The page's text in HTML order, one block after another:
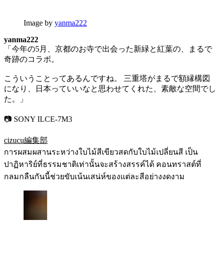
Image by yanma222
yanma222
「今年の5月、京都のお寺で出会った新緑と紅葉の、まるで
奇跡のコラボ。
こういうことってあるんですね。 三重塔がまるで額縁構図
になり、日本っていいなと思わせてくれた、素敵な空間でし
た。」
📷 SONY ILCE-7M3
cizucu編集部
การผสมผสานระหว่างใบไม้สีเขียวสดกับใบไม้เปลี่ยนสี เป็น
ปาฏิหาริย์ที่ธรรมชาติเท่านั้นจะสร้างสรรค์ได้ คอนทราสต์ที่
กลมกลืนกันนี้ช่วยขับเน้นเสน่ห์ของแต่ละสีอย่างงดงาม